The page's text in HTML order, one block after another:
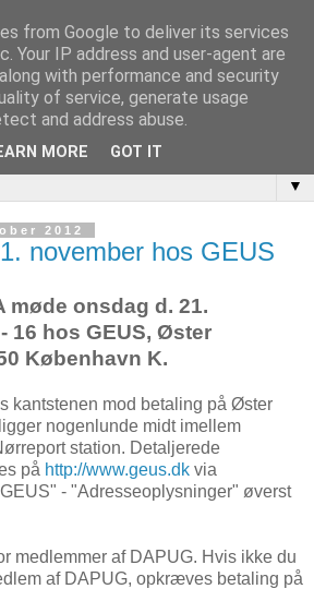
Programmers Users Group (Danish
▼
2012
november hos GEUS
møde onsdag d. 21.
16 hos GEUS, Øster
København K.
kantstenen mod betaling på Øster
nogenlunde midt imellem
station. Detaljerede
på http://www.geus.dk via
- "Adresseoplysninger" øverst
medlemmer af DAPUG. Hvis ikke du
af DAPUG, opkræves betaling på
from Google to deliver its services
Your IP address and user-agent are
with performance and security
of service, generate usage
and address abuse.
MORE GOT IT